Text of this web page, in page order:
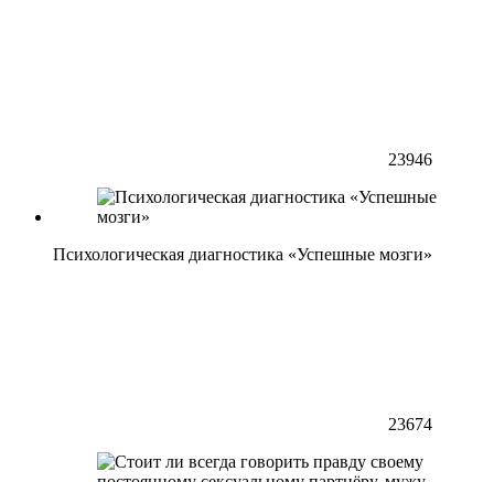
23946
Психологическая диагностика «Успешные мозги»
23674